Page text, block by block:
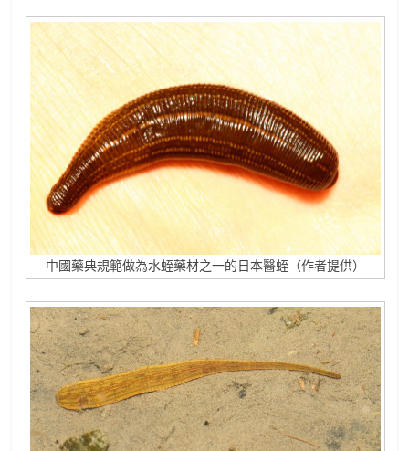
中國藥典規範做為水蛭藥材之一的日本醫蛭（作者提供）